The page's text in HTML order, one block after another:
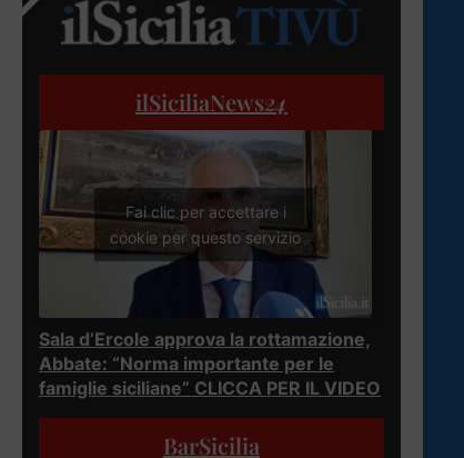
ilSiciliaNews24
Fai clic per accettare i
cookie per questo servizio
Sala d’Ercole approva la rottamazione,
Abbate: “Norma importante per le
famiglie siciliane” CLICCA PER IL VIDEO
BarSicilia